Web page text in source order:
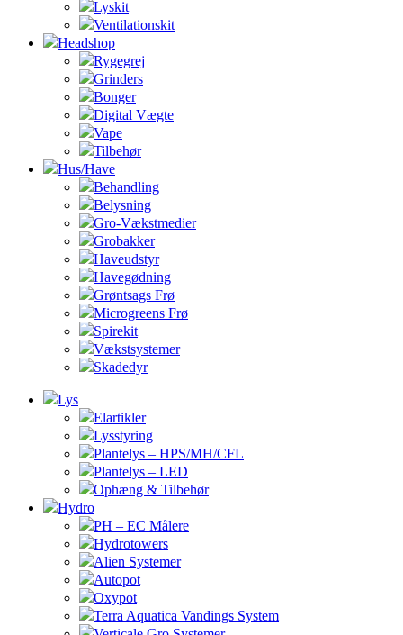
Lyskit
Ventilationskit
Headshop
Rygegrej
Grinders
Bonger
Digital Vægte
Vape
Tilbehør
Hus/Have
Behandling
Belysning
Gro-Vækstmedier
Grobakker
Haveudstyr
Havegødning
Grøntsags Frø
Microgreens Frø
Spirekit
Vækstsystemer
Skadedyr
Lys
Elartikler
Lysstyring
Plantelys – HPS/MH/CFL
Plantelys – LED
Ophæng & Tilbehør
Hydro
PH – EC Målere
Hydrotowers
Alien Systemer
Autopot
Oxypot
Terra Aquatica Vandings System